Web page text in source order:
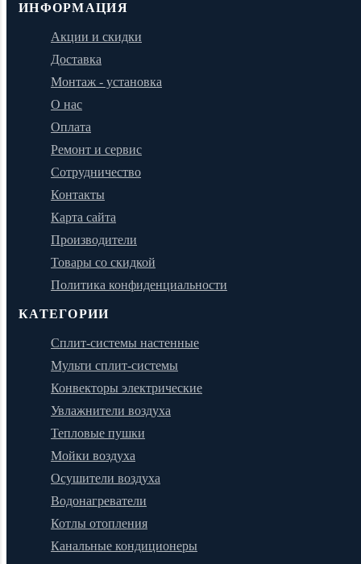
ИНФОРМАЦИЯ
Акции и скидки
Доставка
Монтаж - установка
О нас
Оплата
Ремонт и сервис
Сотрудничество
Контакты
Карта сайта
Производители
Товары со скидкой
Политика конфиденциальности
КАТЕГОРИИ
Сплит-системы настенные
Мульти сплит-системы
Конвекторы электрические
Увлажнители воздуха
Тепловые пушки
Мойки воздуха
Осушители воздуха
Водонагреватели
Котлы отопления
Канальные кондиционеры